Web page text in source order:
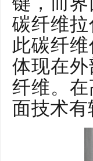
碳纤维
此碳纤
体现在
纤维。
面技术有